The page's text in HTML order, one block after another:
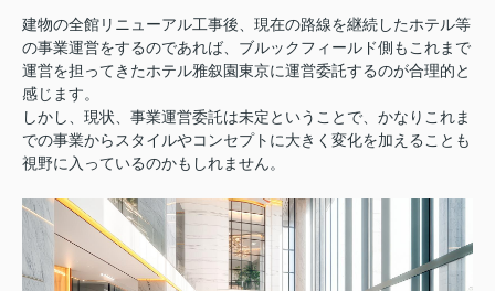
建物の全館リニューアル工事後、現在の路線を継続したホテル等
の事業運営をするのであれば、ブルックフィールド側もこれまで
運営を担ってきたホテル雅叙園東京に運営委託するのが合理的と
感じます。
しかし、現状、事業運営委託は未定ということで、かなりこれま
での事業からスタイルやコンセプトに大きく変化を加えることも
視野に入っているのかもしれません。